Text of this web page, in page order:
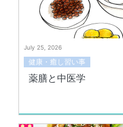
July 25, 2026
健康・癒し習い事
薬膳と中医学